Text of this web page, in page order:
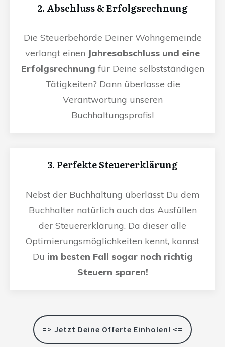
2. Abschluss & Erfolgsrechnung
Die Steuerbehörde Deiner Wohngemeinde
verlangt einen Jahresabschluss und eine
Erfolgsrechnung für Deine selbstständigen
Tätigkeiten? Dann überlasse die
Verantwortung unseren
Buchhaltungsprofis!
3. Perfekte Steuererklärung
Nebst der Buchhaltung überlässt Du dem
Buchhalter natürlich auch das Ausfüllen
der Steuererklärung. Da dieser alle
Optimierungsmöglichkeiten kennt, kannst
Du im besten Fall sogar noch richtig
Steuern sparen!
=> Jetzt Deine Offerte Einholen! <=